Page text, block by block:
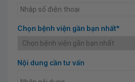
Chọn bệnh viện gần bạn nhất*
Nội dung cần tư vấn